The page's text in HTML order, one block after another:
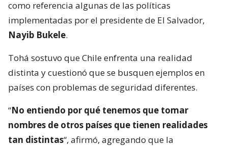
como referencia algunas de las políticas
implementadas por el presidente de El Salvador,
Nayib Bukele.
Tohá sostuvo que Chile enfrenta una realidad
distinta y cuestionó que se busquen ejemplos en
países con problemas de seguridad diferentes.
“No entiendo por qué tenemos que tomar
nombres de otros países que tienen realidades
tan distintas“, afirmó, agregando que la